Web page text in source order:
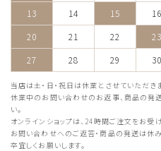
13
14 15 16
20
21 22 23
27
28 29 30
当店は土・日・祝日は休業とさせていただき
休業中のお問い合わせのお返事、商品の発
い。
オンラインショップは、24時間ご注文をお受け
お問い合わせへのご返答・商品の発送は休
卒宜しくお願いします。